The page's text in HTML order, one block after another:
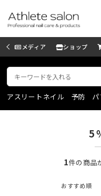
メディア ショップ
アスリートネイル 予防
5
1件の商品
おすすめ順